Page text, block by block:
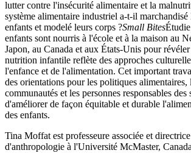
lutter contre l'insécurité alimentaire et la
système alimentaire industriel a-t-il
enfants et modelé leurs corps ?Small Bites
enfants sont nourris à l'école et à la maison au
Japon, au Canada et aux États-Unis pour
nutrition infantile reflète des approches
l'enfance et de l'alimentation. Cet important
des orientations pour les politiques alimentaires,
communautés et les personnes responsables des
d'améliorer de façon équitable et durable
des enfants.
Tina Moffat est professeure associée et
d'anthropologie à l'Université McMaster,